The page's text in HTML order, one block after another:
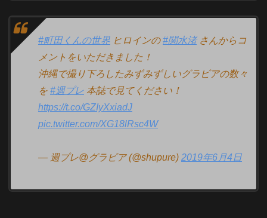
#町田くんの世界 ヒロインの#関水渚さんからコ
メントをいただきました！
沖縄で撮り下ろしたみずみずしいグラビアの数々
を #週プレ 本誌で見てください！
https://t.co/GZIyXxiadJ
pic.twitter.com/XG18lRsc4W
— 週プレ@グラビア (@shupure) 2019年6月4日